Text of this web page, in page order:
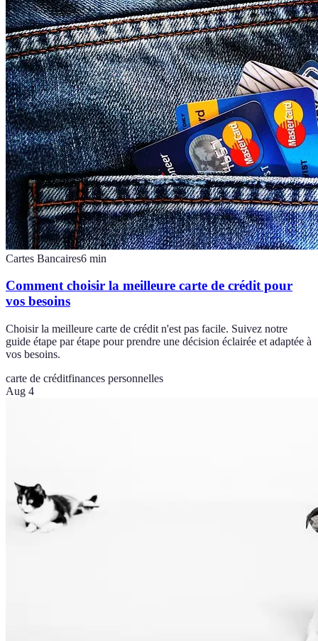
Cartes Bancaires6 min
Comment choisir la meilleure carte de crédit pour
vos besoins
Choisir la meilleure carte de crédit n'est pas facile. Suivez notre
guide étape par étape pour prendre une décision éclairée et adaptée à
vos besoins.
carte de créditfinances personnelles
Aug 4